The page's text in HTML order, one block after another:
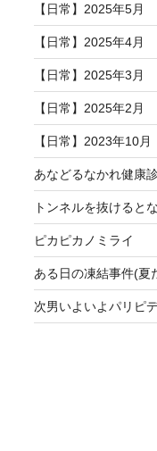
【日常】2025年5月
【日常】2025年4月
【日常】2025年3月
【日常】2025年2月
【日常】2023年10月
あなどるなかれ健康
トンネルを抜けると
ピカピカノミライ
ある日の凍結事件(夏
次男いよいよパリピ